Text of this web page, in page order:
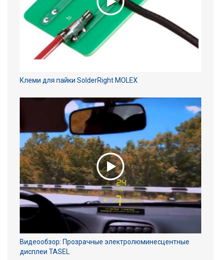
Клеми для пайки SolderRight MOLEX
Видеообзор: Прозрачные электролюминесцентные
дисплеи TASEL